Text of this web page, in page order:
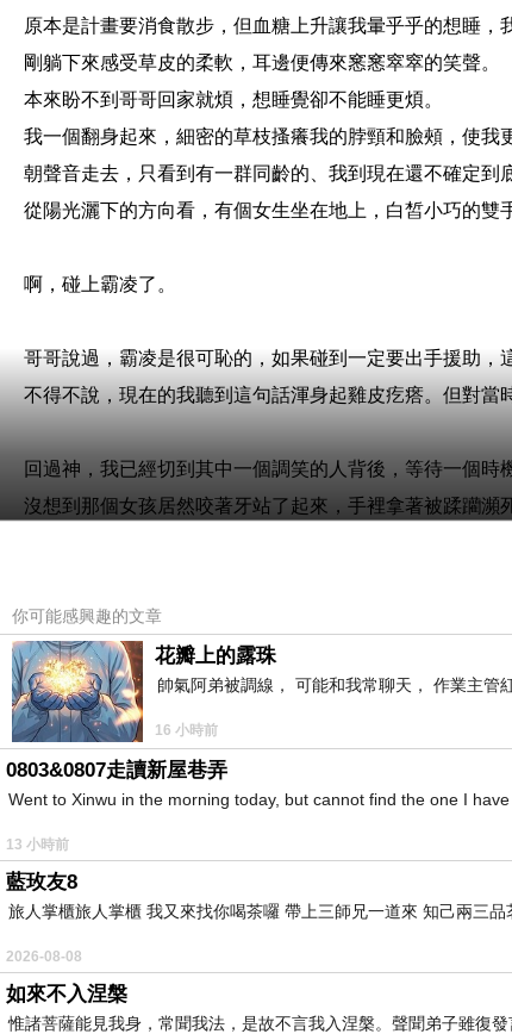
原本是計畫要消食散步，但血糖上升讓我暈乎乎的想睡，
剛躺下來感受草皮的柔軟，耳邊便傳來窸窸窣窣的笑聲。
本來盼不到哥哥回家就煩，想睡覺卻不能睡更煩。
我一個翻身起來，細密的草枝搔癢我的脖頸和臉頰，使我
朝聲音走去，只看到有一群同齡的、我到現在還不確定到
從陽光灑下的方向看，有個女生坐在地上，白皙小巧的雙
啊，碰上霸凌了。
哥哥說過，霸凌是很可恥的，如果碰到一定要出手援助，
不得不說，現在的我聽到這句話渾身起雞皮疙瘩。但對當
回過神，我已經切到其中一個調笑的人背後，等待一個時
沒想到那個女孩居然咬著牙站了起來，手裡拿著被蹂躪瀕
悄悄退到樹後，那個被叫做寬額頭的女生已經揍上其中一
寫到這裡，我笑了。記錄一下，這是我來到這裡第一次笑
我也發現了小時候的我沒觀察到的一點──
春野櫻是勇敢的女孩，她會為了守護喜愛的東西而爆發出
波斯菊也是、我也是，都被她用她的方式好好的守護著。
-
後來，我失去了一切。
我無心觀察和融入周遭的團體，時刻感覺張眼閉眼都是鮮
進入忍者學校，變得敏感多疑，無法接受任何善意。
你可能感興趣的文章
花瓣上的露珠
帥氣阿弟被調線， 可能和我常聊天， 作業主管
16 小時前
0803&0807走讀新屋巷弄
Went to Xinwu in the morning today, but cannot find the one I
13 小時前
藍玫友8
旅人掌櫃旅人掌櫃 我又來找你喝茶囉 帶上三師兄一道來 知己兩三
2026-08-08
如來不入涅槃
惟諸菩薩能見我身，常聞我法，是故不言我入涅槃。聲聞弟子雖復